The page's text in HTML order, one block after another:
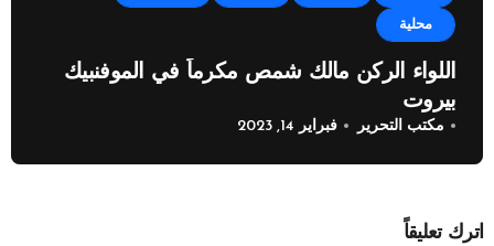
محلية
اللواء الركن مالك شمص مكرماً في الموفنبيك
بيروت
مكتب التحرير فبراير 14, 2023
اترك تعليقاً